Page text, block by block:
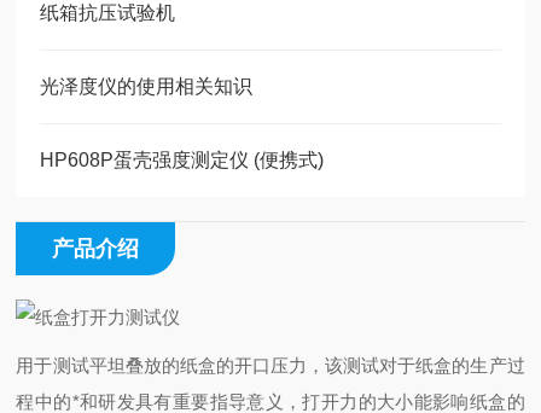
纸箱抗压试验机
光泽度仪的使用相关知识
HP608P蛋壳强度测定仪 (便携式)
产品介绍
用于测试平坦叠放的纸盒的开口压力，该测试对于纸盒的生产过
程中的*和研发具有重要指导意义，打开力的大小能影响纸盒的